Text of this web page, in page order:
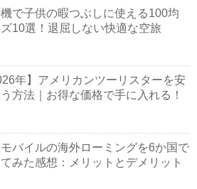
で子供の暇つぶしに使える100均
10選！退屈しない快適な空旅
年】アメリカンツーリスターを安
う方法｜お得な価格で手に入れる！
バイルの海外ローミングを6か国で
みた感想：メリットとデメリット